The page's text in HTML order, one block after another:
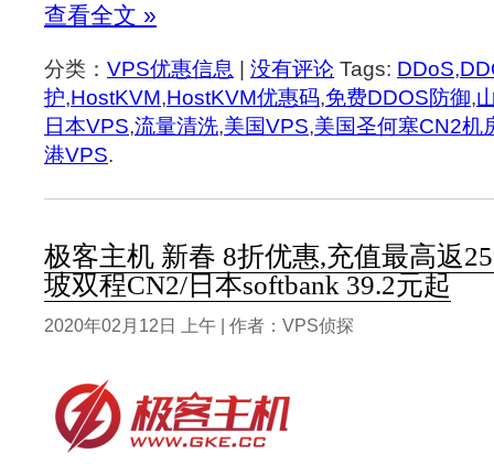
查看全文 »
分类： VPS优惠信息 没有评论 Tags: DDoS,
护,HostKVM,HostKVM优惠码,免费DDOS防御,
日本VPS,流量清洗,美国VPS,美国圣何塞CN2机
港VPS.
极客主机 新春 8折优惠,充值最高返
坡双程CN2/日本softbank 39.2元起
2020年02月12日 上午 | 作者：VPS侦探